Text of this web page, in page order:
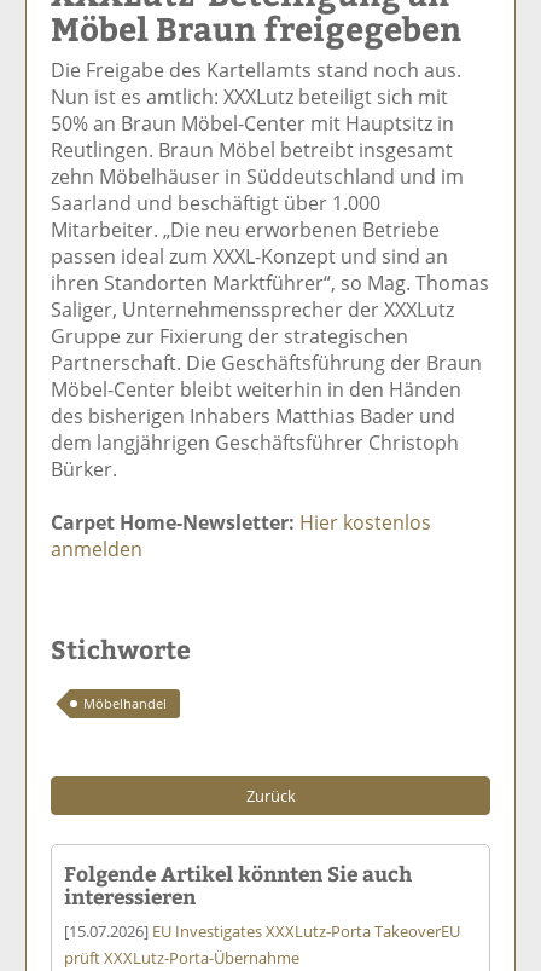
el
a
uf
F
ac
e
b
o
o
k
te
il
e
n
el
t
wi
tt
er
n
el
a
uf
Li
n
k
e
n
te
il
e
el
p
er
E
m
ai
l
se
n
d
n
Möbel Braun freigegeben
Die Freigabe des Kartellamts stand noch aus.
Nun ist es amtlich: XXXLutz beteiligt sich mit
50% an Braun Möbel-Center mit Hauptsitz in
Reutlingen. Braun Möbel betreibt insgesamt
zehn Möbelhäuser in Süddeutschland und im
Saarland und beschäftigt über 1.000
Mitarbeiter. „Die neu erworbenen Betriebe
passen ideal zum XXXL-Konzept und sind an
ihren Standorten Marktführer“, so Mag. Thomas
Saliger, Unternehmenssprecher der XXXLutz
Gruppe zur Fixierung der strategischen
Partnerschaft. Die Geschäftsführung der Braun
Möbel-Center bleibt weiterhin in den Händen
des bisherigen Inhabers Matthias Bader und
dem langjährigen Geschäftsführer Christoph
Bürker.
Carpet Home-Newsletter: Hier kostenlos
anmelden
Stichworte
Möbelhandel
Zurück
Folgende Artikel könnten Sie auch
interessieren
[15.07.2026] EU Investigates XXXLutz-Porta TakeoverEU
prüft XXXLutz-Porta-Übernahme